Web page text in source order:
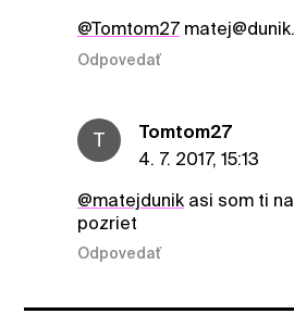
@Tomtom27
Odpovedať
T
Tomtom27
4. 7. 2017, 15:13
@matejdunikasi som ti
pozriet
Odpovedať